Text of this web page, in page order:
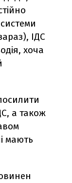
ІДС
хоча
а також
мають